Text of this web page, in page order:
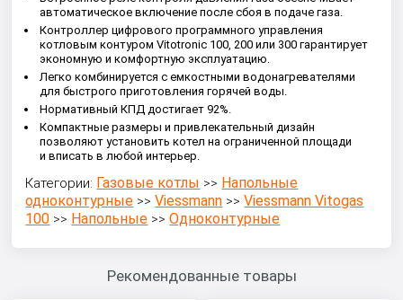
автоматическое включение после сбоя в подаче газа.
Контроллер цифрового программного управления
котловым контуром Vitotronic 100, 200 или 300 гарантирует
экономную и комфортную эксплуатацию.
Легко комбинируется с емкостными водонагревателями
для быстрого приготовления горячей воды.
Нормативный КПД достигает 92%.
Компактные размеры и привлекательный дизайн
позволяют установить котел на ограниченной площади
и вписать в любой интерьер.
Категории: Газовые котлы >> Напольные
одноконтурные >>Viessmann >>Viessmann Vitogas
100 >> Напольные >>Одноконтурные
Рекомендованные товары